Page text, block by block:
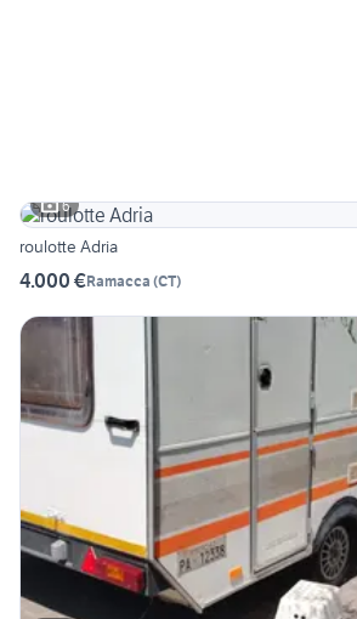
6
roulotte Adria
4.000 €Ramacca (CT)